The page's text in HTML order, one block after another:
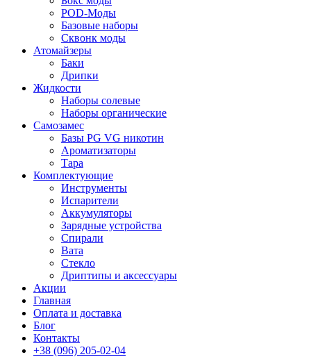
POD-Моды
Базовые наборы
Сквонк моды
Атомайзеры
Баки
Дрипки
Жидкости
Наборы солевые
Наборы органические
Самозамес
Базы PG VG никотин
Ароматизаторы
Тара
Комплектующие
Инструменты
Испарители
Аккумуляторы
Зарядные устройства
Спирали
Вата
Стекло
Дриптипы и аксессуары
Акции
Главная
Оплата и доставка
Блог
Контакты
+38 (096) 205-02-04